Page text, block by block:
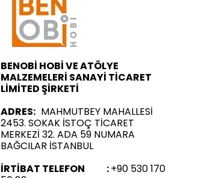
BENOBİ HOBİ VE ATÖLYE
MALZEMELERİ SANAYİ TİCARET
LİMİTED ŞİRKETİ
ADRES: MAHMUTBEY MAHALLESİ
2453. SOKAK İSTOÇ TİCARET
MERKEZİ 32. ADA 59 NUMARA
BAĞCILAR İSTANBUL
İRTİBAT TELEFON :+90 530 170